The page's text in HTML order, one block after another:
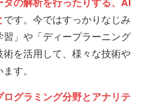
です。今ではすっかりなじみ
」や「ディープラーニング
術を活用して、様々な技術や
す。
グラミング分野とアナリテ